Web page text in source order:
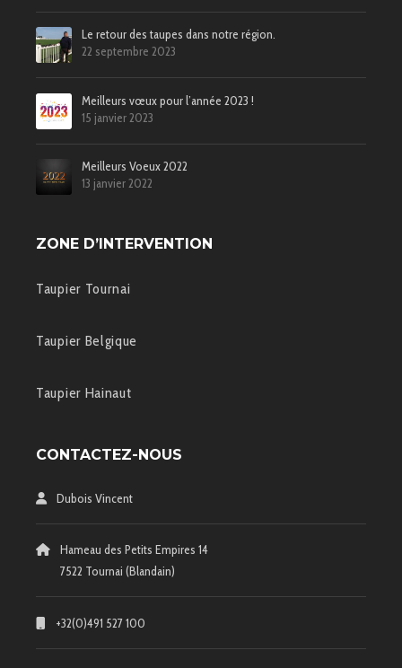
Le retour des taupes dans notre région.
22 septembre 2023
Meilleurs vœux pour l’année 2023 !
15 janvier 2023
Meilleurs Voeux 2022
13 janvier 2022
ZONE D’INTERVENTION
Taupier Tournai
Taupier Belgique
Taupier Hainaut
CONTACTEZ-NOUS
Dubois Vincent
Hameau des Petits Empires 14
7522 Tournai (Blandain)
+32(0)491 527 100